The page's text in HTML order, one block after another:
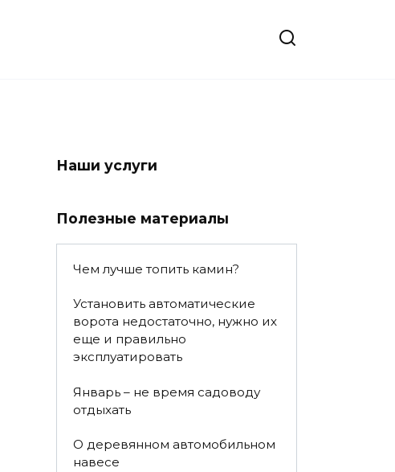
Наши услуги
Полезные материалы
Чем лучше топить камин?
Установить автоматические
ворота недостаточно, нужно их
еще и правильно
эксплуатировать
Январь – не время садоводу
отдыхать
О деревянном автомобильном
навесе